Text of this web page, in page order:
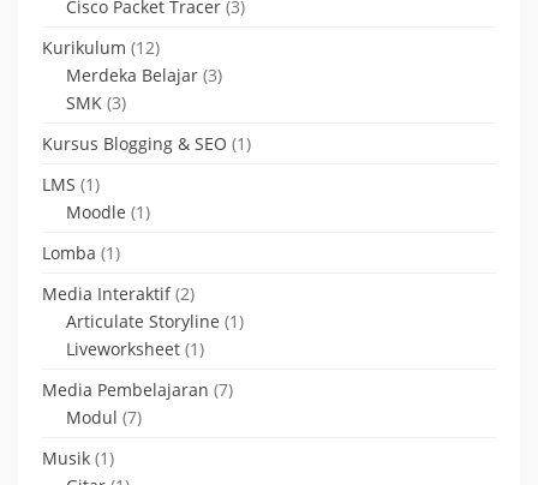
Cisco Packet Tracer (3)
Kurikulum (12)
Merdeka Belajar (3)
SMK (3)
Kursus Blogging & SEO (1)
LMS (1)
Moodle (1)
Lomba (1)
Media Interaktif(2)
Articulate Storyline (1)
Liveworksheet (1)
Media Pembelajaran (7)
Modul (7)
Musik (1)